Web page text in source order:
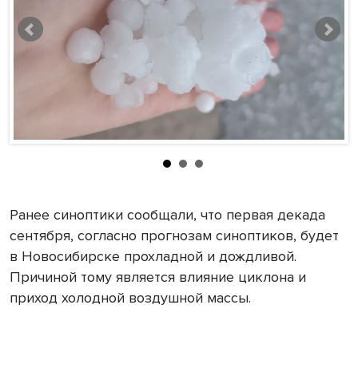
Ранее синоптики сообщали, что первая декада
сентября, согласно прогнозам синоптиков, будет
в Новосибирске прохладной и дождливой.
Причиной тому является влияние циклона и
приход холодной воздушной массы.